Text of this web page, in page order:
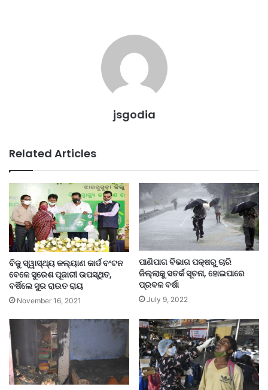
jsgodia
Related Articles
ବିଜୁ ସ୍ୱାସ୍ଥ୍ୟ କଲ୍ୟାଣ କାର୍ଡ ବଂଟନ
ବେଳେ ସୁରେଶ ପୂଜାରୀ ଉପସ୍ଥିତ,
ବର୍ଷିଲେ ସୁର ରାଉତ ରାୟ
November 16, 2021
ପାଣିପାଗ ବିଭାଗ ପକ୍ଷରୁ ଚାରି
ଜିଲ୍ଲାକୁ ସତର୍କ ସୂଚନା, ହୋଇପାରେ
ପ୍ରବଳ ବର୍ଷା
July 9, 2022